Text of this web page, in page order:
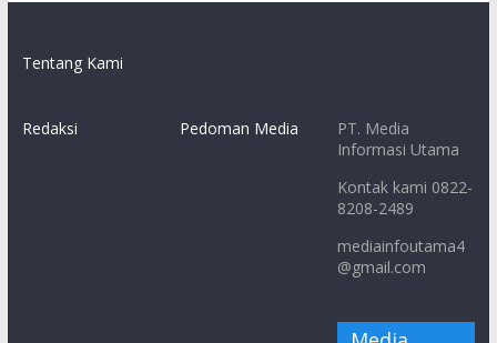
Tentang Kami
Redaksi Pedoman Media
PT. Media
Informasi Utama
Kontak kami 0822-
8208-2489
mediainfoutama4
@gmail.com